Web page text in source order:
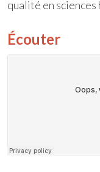
qualité en sciences
Écouter